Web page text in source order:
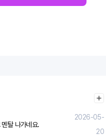
탈 나가네요.
2026-05-
20